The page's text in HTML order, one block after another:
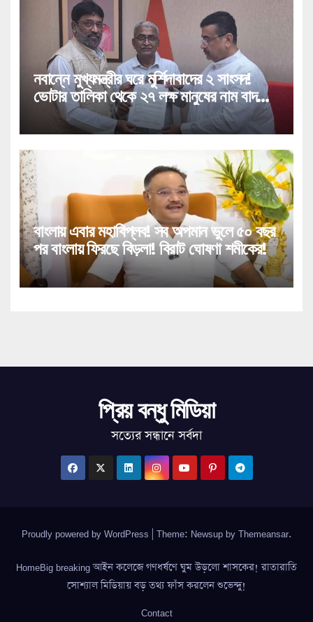
নবান্নে মুখ্যমন্ত্রীর ঘরে মুর্শিদাবাদের ২ সাংসদ!
ভোটার তালিকা থেকে ২৭ লক্ষ মানুষের নাম বাদ
পড়া নিয়ে বিরাট পদক্ষেপ!
বাংলায় এবার মহাবিপ্লব! সব অপমান ভুলে ৫০ বছর
পর বাংলায় ফিরছে বিড়লা! বিরাট ঘোষণা শমীকের!
প্রিয় বন্ধু মিডিয়া
সত্যের সন্ধানে সর্বদা
Proudly powered by WordPress Theme: Newsup by Themeansar.
HomeBig breaking আইন কলেজে গণধর্ষণে ঘুম উড়লো শাসকের! রাতারাতি
সোশ্যাল মিডিয়ায় বড় তথ্য ফাঁস করলেন শুভেন্দু!
Contact